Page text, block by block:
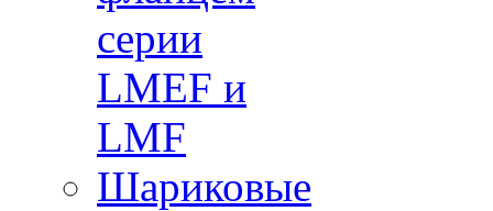
серии
LMEF и
LMF
Шариковые